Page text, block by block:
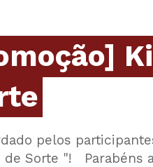
pelos
de Sorte "! Parabéns